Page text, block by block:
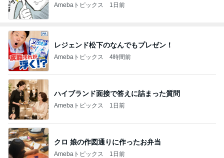
Amebaトピックス 1日前
レジェンド松下のなんでもプレゼン！
Amebaトピックス 4時間前
ハイブランド面接で答えに詰まった質問
Amebaトピックス 1日前
クロ 娘の作図通りに作ったお弁当
Amebaトピックス 1日前